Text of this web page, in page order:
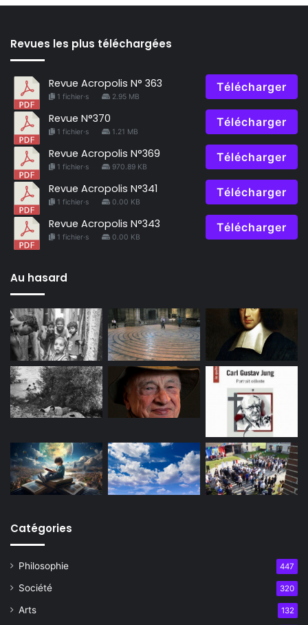
Revues les plus téléchargées
Revue Acropolis N° 363
1 fichier·s 2.95 MB
Télécharger
Revue N°370
1 fichier·s 1.21 MB
Télécharger
Revue Acropolis N°369
1 fichier·s 970.89 KB
Télécharger
Revue Acropolis N°341
1 fichier·s 0.00 KB
Télécharger
Revue Acropolis N°343
1 fichier·s 0.00 KB
Télécharger
Au hasard
Catégories
Philosophie 447
Société 320
Arts 132